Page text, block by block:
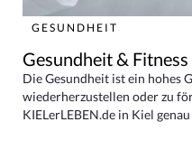
GESUNDHEIT
Gesundheit & Fitness
Die Gesundheit ist ein hohes
wiederherzustellen oder zu
KIELerLEBEN.de in Kiel